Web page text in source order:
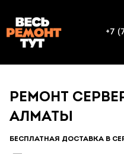
+7
РЕМОНТ
АЛМАТЫ
БЕСПЛАТНАЯ ДОСТАВКА В